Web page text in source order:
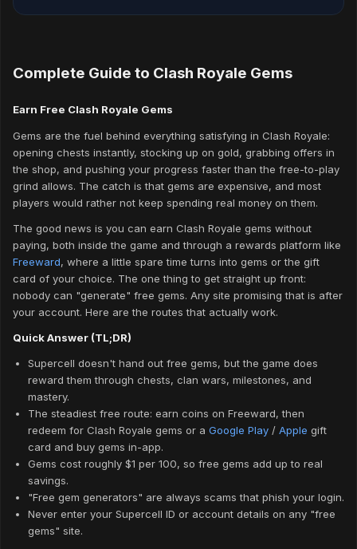
Complete Guide to Clash Royale Gems
Earn Free Clash Royale Gems
Gems are the fuel behind everything satisfying in Clash Royale:
opening chests instantly, stocking up on gold, grabbing offers in
the shop, and pushing your progress faster than the free-to-play
grind allows. The catch is that gems are expensive, and most
players would rather not keep spending real money on them.
The good news is you can earn Clash Royale gems without
paying, both inside the game and through a rewards platform like
Freeward, where a little spare time turns into gems or the gift
card of your choice. The one thing to get straight up front:
nobody can "generate" free gems. Any site promising that is after
your account. Here are the routes that actually work.
Quick Answer (TL;DR)
Supercell doesn't hand out free gems, but the game does
reward them through chests, clan wars, milestones, and
mastery.
The steadiest free route: earn coins on Freeward, then
redeem for Clash Royale gems or a Google Play/ Apple gift
card and buy gems in-app.
Gems cost roughly $1 per 100, so free gems add up to real
savings.
"Free gem generators" are always scams that phish your login.
Never enter your Supercell ID or account details on any "free
gems" site.